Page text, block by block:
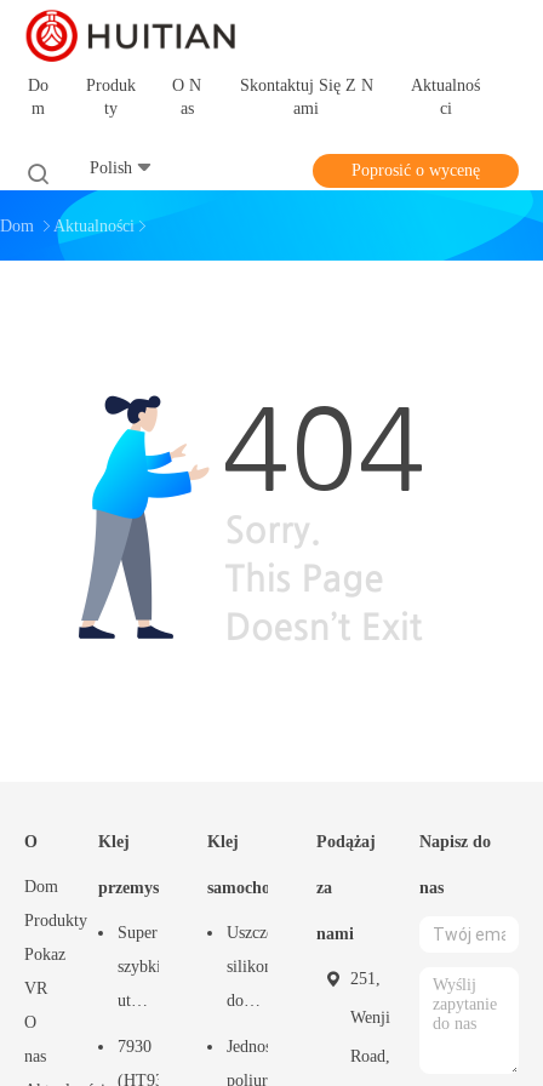
Do
M
Produk
Ty
O N
As
Skontaktuj Się Z N
Ami
Aktualnoś
Ci
Polish Poprosić o wycenę
Dom Aktualności
O
Dom
Produkty
Pokaz
VR
O
nas
Klej
przemysłowy
Super
szybkie
utwardzanie
7930
(HT9301MS)
Klej
samochodowy
Uszczelniacz
silikonowy
do
Jednoskładnikowy
poliuretanowy
Podążaj
za
nami
251,
Wenji
Road,
Napisz do
nas